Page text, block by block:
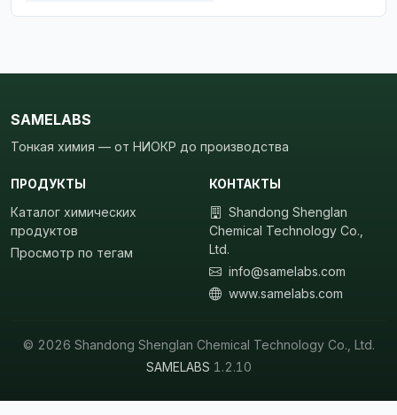
SAMELABS
Тонкая химия — от НИОКР до производства
ПРОДУКТЫ
Каталог химических
продуктов
Просмотр по тегам
КОНТАКТЫ
Shandong Shenglan
Chemical Technology Co.,
Ltd.
info@samelabs.com
www.samelabs.com
© 2026 Shandong Shenglan Chemical Technology Co., Ltd.
SAMELABS 1.2.10